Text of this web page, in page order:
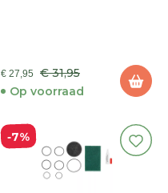
€ 27,95
€ 31,95
Op voorraad
7%